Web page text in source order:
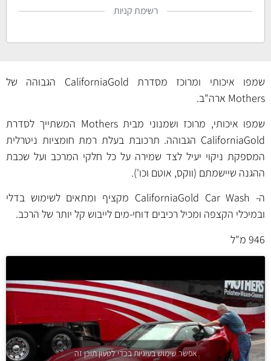
רשימת קניות
שמפו איכותי ומרוכז מסדרת CaliforniaGold הגבוהה של
Mothers ארה"ב.
שמפו איכותי, מרוכז ושמנוני מבית Mothers המשתייך לסדרת
CaliforniaGold הגבוהה. תרכובת בעלת רמת חומציות ניטרלית
המספקת ניקוי יעיל לצד שמירה על כל חלקי המרכב ועל שכבת
ההגנה שיישמתם (ווקס, אוטם וכו').
ה- CaliforniaGold Car Wash מקציף ומתאים לשימוש בדלי
ובמיכלי הקצפה ומכיל רכיבים דוחי-מים לייבוש קל יותר של הרכב.
946 מ"ל
אפשר שימוש בעוגיות בכדי לטעון תוכן זה